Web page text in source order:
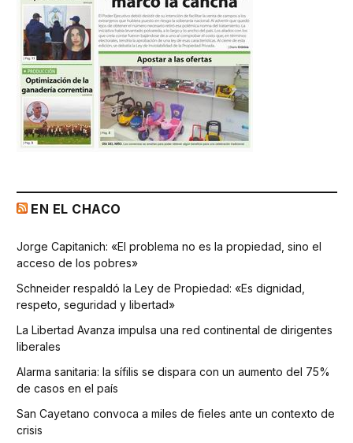
EN EL CHACO
Jorge Capitanich: «El problema no es la propiedad, sino el
acceso de los pobres»
Schneider respaldó la Ley de Propiedad: «Es dignidad,
respeto, seguridad y libertad»
La Libertad Avanza impulsa una red continental de dirigentes
liberales
Alarma sanitaria: la sífilis se dispara con un aumento del 75%
de casos en el país
San Cayetano convoca a miles de fieles ante un contexto de
crisis